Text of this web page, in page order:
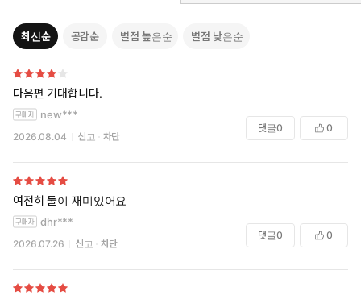
최신순 공감순 별점 높은순 별점 낮은순
다음편 기대합니다.
new***
2026.08.04 신고 차단
댓글0 0
여전히 둘이 재미있어요
dhr***
2026.07.26 신고 차단
댓글0 0